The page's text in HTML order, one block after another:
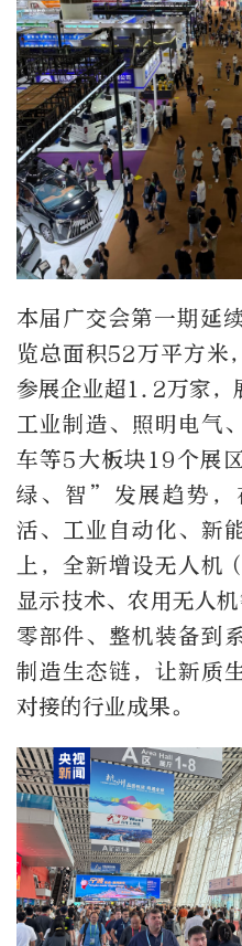
本届广交会第一期延
览总面积52万平方米
参展企业超1.2万家，
工业制造、照明电气
车等5大板块19个展
绿、智”发展趋势，
活、工业自动化、新
上，全新增设无人机
显示技术、农用无人
零部件、整机装备到
制造生态链，让新质
对接的行业成果。​